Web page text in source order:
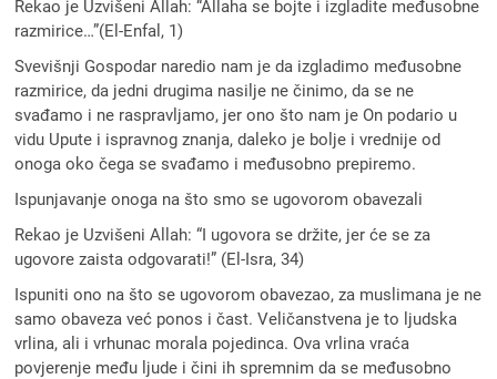
Rekao je Uzvišeni Allah: “Allaha se bojte i izgladite međusobne
razmirice…”(El-Enfal, 1)
Svevišnji Gospodar naredio nam je da izgladimo međusobne
razmirice, da jedni drugima nasilje ne činimo, da se ne
svađamo i ne raspravljamo, jer ono što nam je On podario u
vidu Upute i ispravnog znanja, daleko je bolje i vrednije od
onoga oko čega se svađamo i međusobno prepiremo.
Ispunjavanje onoga na što smo se ugovorom obavezali
Rekao je Uzvišeni Allah: “I ugovora se držite, jer će se za
ugovore zaista odgovarati!” (El-Isra, 34)
Ispuniti ono na što se ugovorom obavezao, za muslimana je ne
samo obaveza već ponos i čast. Veličanstvena je to ljudska
vrlina, ali i vrhunac morala pojedinca. Ova vrlina vraća
povjerenje među ljude i čini ih spremnim da se međusobno